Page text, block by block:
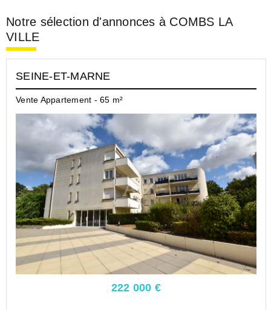
Notre sélection d'annonces à COMBS LA
VILLE
SEINE-ET-MARNE
Vente Appartement - 65 m²
222 000 €